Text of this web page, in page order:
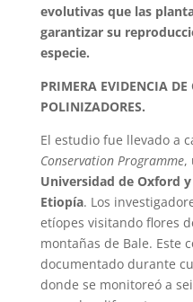
evolutivas que las
garantizar su
especie.
PRIMERA EVIDENCIA DE
POLINIZADORES.
El estudio fue llevado a
Conservation Programme,
Universidad de Oxford
Etiopía. Los
etíopes visitando flores
montañas de Bale. Este
documentado durante
donde se monitoreó a